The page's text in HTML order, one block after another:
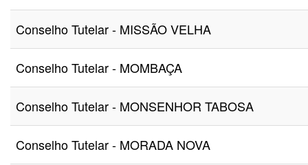
Conselho Tutelar - MISSÃO VELHA
Conselho Tutelar - MOMBAÇA
Conselho Tutelar - MONSENHOR TABOSA
Conselho Tutelar - MORADA NOVA